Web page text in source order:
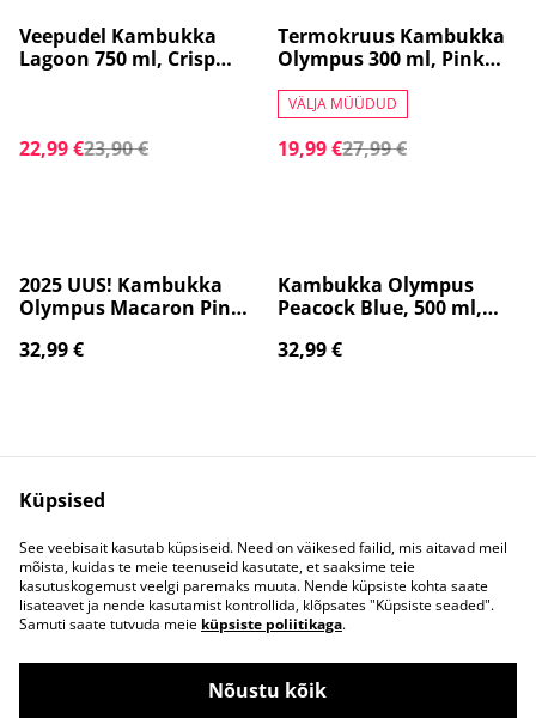
%
Veepudel Kambukka
Lagoon 750 ml, Crisp
22,99 €23,90 €
%
Termokruus Kambukka
Olympus 300 ml, Pink
VÄLJA MÜÜDUD
19,99 €27,99 €
2025 UUS! Kambukka
Olympus Macaron Pink,
Termopudel 11-02028
32,99 €
Kambukka Olympus
Peacock Blue, 500 ml,
02029
32,99 €
Võta meiega
ühendust
Juriidilised
tingimused
Privaatsuspoliitika
Küpsisepoliitika
Küpsised
See veebisait kasutab küpsiseid. Need on väikesed failid, mis aitavad meil
mõista, kuidas te meie teenuseid kasutate, et saaksime teie
kasutuskogemust veelgi paremaks muuta. Nende küpsiste kohta saate
lisateavet ja nende kasutamist kontrollida, klõpsates "Küpsiste seaded".
Samuti saate tutvuda meie küpsiste poliitikaga.
Nõustu kõik